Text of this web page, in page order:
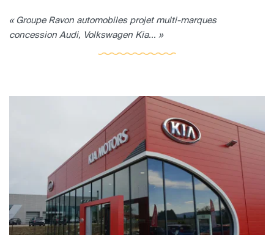
« Groupe Ravon automobiles projet multi-marques
concession Audi, Volkswagen Kia... »